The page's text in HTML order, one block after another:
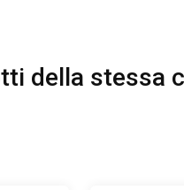
della stessa